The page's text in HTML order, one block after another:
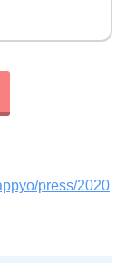
press/2020